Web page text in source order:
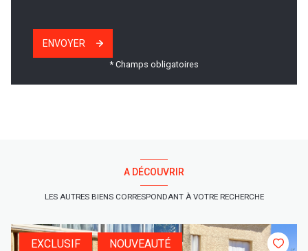
ENVOYER
* Champs obligatoires
A DÉCOUVRIR
LES AUTRES BIENS CORRESPONDANT À VOTRE RECHERCHE
EXCLUSIF NOUVEAUTÉ